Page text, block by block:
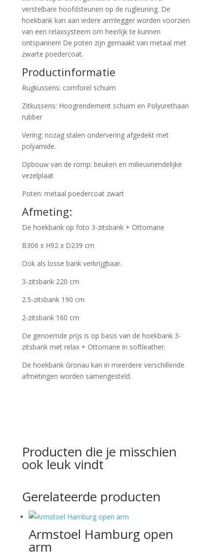
verstelbare hoofdsteunen op de rugleuning. De
hoekbank kan aan iedere armlegger worden voorzien
van een relaxsysteem om heerlijk te kunnen
ontspannen! De poten zijn gemaakt van metaal met
zwarte poedercoat.
Productinformatie
Rugkussens: comforel schuim
Zitkussens: Hoogrendement schuim en Polyurethaan
rubber
Vering: nozag stalen ondervering afgedekt met
polyamide.
Opbouw van de romp: beuken en milieuvriendelijke
vezelplaat
Poten: metaal poedercoat zwart
Afmeting:
De hoekbank op foto 3-zitsbank + Ottomane
B306 x H92 x D239 cm
Ook als losse bank verkrijgbaar.
3-zitsbank 220 cm
2.5-zitsbank 190 cm
2-zitsbank 160 cm
De genoemde prijs is op basis van de hoekbank 3-
zitsbank met relax + Ottomane in softleather.
De hoekbank Gronau kan in meerdere verschillende
afmetingen worden samengesteld.
Producten die je misschien
ook leuk vindt
Gerelateerde producten
Armstoel Hamburg open
arm